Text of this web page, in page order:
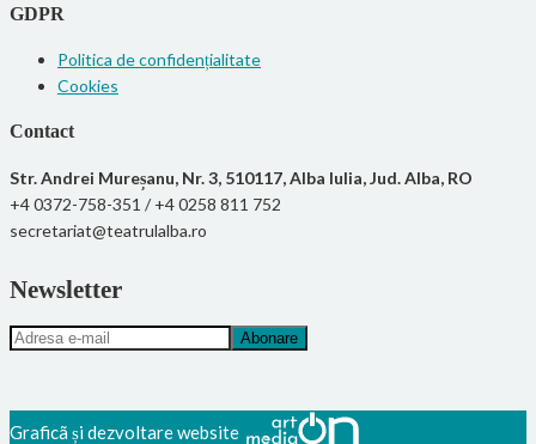
GDPR
Politica de confidențialitate
Cookies
Contact
Str. Andrei Mureșanu, Nr. 3, 510117, Alba Iulia, Jud. Alba, RO
+4 0372-758-351 / +4 0258 811 752
secretariat@teatrulalba.ro
Newsletter
Graficã și dezvoltare website